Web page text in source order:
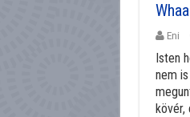
Eni
Isten
nem
kövér,